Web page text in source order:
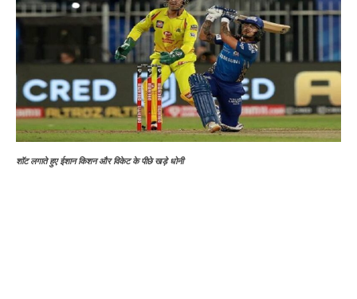
शॉट लगाते हुए ईशान किशन और विकेट के पीछे खड़े धोनी